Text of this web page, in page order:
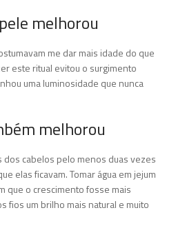
melhorou
me dar mais idade do que
este ritual evitou o surgimento
uma luminosidade que nunca
melhorou
dos cabelos pelo menos duas vezes
elas ficavam. Tomar água em jejum
que o crescimento fosse mais
fios um brilho mais natural e muito